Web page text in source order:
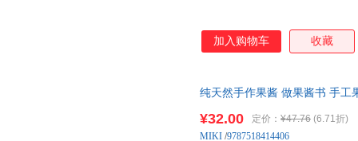
加入购物车 收藏
纯天然手作果酱 做果酱书 手工
¥32.00 定价： ¥47.76 (6.71折)
MIKI /9787518414406